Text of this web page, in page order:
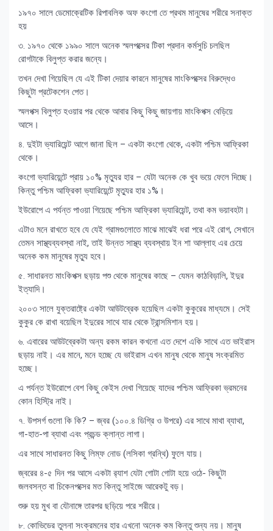
১৯৭০ সালে ডেমোক্রেটিক রিপাবলিক অফ কংগো তে প্রথম মানুষের শরীরে সনাক্ত
হয়
৩. ১৯৭০ থেকে ১৯৯০ সালে অনেক স্মলপক্সের টিকা প্রদান কর্মসুচি চলছিল
রোগটাকে বিলুপ্ত করার জন্যে।
তখন দেখা গিয়েছিল যে এই টিকা দেয়ার কারনে মানুষের মাংকিপক্সের বিরুদ্ধেও
কিছুটা প্রটেকশেন পেত।
স্মলপক্স বিলুপ্ত হওয়ার পর থেকে আবার কিছু কিছু জায়গায় মাংকিপক্স বেড়িয়ে
আসে।
৪. দুইটা ভ্যারিয়েন্ট আগে জানা ছিল – একটা কংগো থেকে, একটা পশ্চিম আফ্রিকা
থেকে।
কংগো ভ্যারিয়েন্টে প্রায় ১০% মৃত্যুর হার – যেটা অনেক কে খুব ভয়ে ফেলে দিচ্ছে।
কিন্তু পশ্চিম আফ্রিকা ভ্যারিয়েন্টে মৃত্যুর হার ১%।
ইউরোপে এ পর্যন্ত পাওয়া গিয়েছে পশ্চিম আফ্রিকা ভ্যারিয়েন্ট, তথা কম ভয়াবহটা।
এটাও মনে রাখতে হবে যে যেই গ্রামগুলোতে মাঝে মাঝেই ধরা পরে এই রোগ, সেখানে
তেমন সাস্থ্যব্যবস্থা নাই, তাই উন্নত সাস্থ্য ব্যবস্থায় ইন শা আল্লাহ এর চেয়ে
অনেক কম মানুষের মৃত্যু হবে।
৫. সাধারনত মাংকিপক্স ছড়ায় পশু থেকে মানুষের কাছে – যেমন কাঠবিড়ালি, ইদুর
ইত্যাদি।
২০০৩ সালে যুক্তরাষ্ট্রে একটা আউটব্রেক হয়েছিল একটা কুকুরের মাধ্যমে। সেই
কুকুর কে রাখা বয়েছিল ইদুরের সাথে যার থেকে ট্রান্সমিশান হয়।
৬. এবারের আউটব্রেকটা অন্য রকম কারন কখনো এত দেশে একি সাথে এত ভাইরাস
ছড়ায় নাই। এর মানে, মনে হচ্ছে যে ভাইরাস এখন মানুষ থেকে মানুষ সংক্রমিত
হচ্ছে।
এ পর্যন্ত ইউরোপে বেশ কিছু কেইস দেখা গিয়েছে যাদের পশ্চিম আফ্রিকা ভ্রমনের
কোন হিস্ট্রি নাই।
৭. উপসর্গ গুলো কি কি? – জ্বর (১০০.৪ ডিগ্রি ও উপরে) এর সাথে মাথা ব্যাথা,
গা-হাত-পা ব্যাথা এবং প্রচন্ড ক্লান্ত লাগা।
এর সাথে সাধারনত কিছু লিম্ফ নোড (লসিকা গ্রন্থি) ফুলে যায়।
জ্বরের ৪-৫ দিন পর আসে একটা র‍্যাশ যেটা গোটা গোটা হয়ে ওঠে- কিছুটা
জলবসন্ত বা চিকেনপক্সের মত কিন্তু সাইজে আরেকটু বড়।
শুরু হয় মুখ বা যৌনাঙ্গে তারপর ছড়িয়ে পরে শরীরে।
৮. কোভিডের তুলনা সংক্রমনের হার এখনো অনেক কম কিন্তু শুন্য নয়। মানুষ